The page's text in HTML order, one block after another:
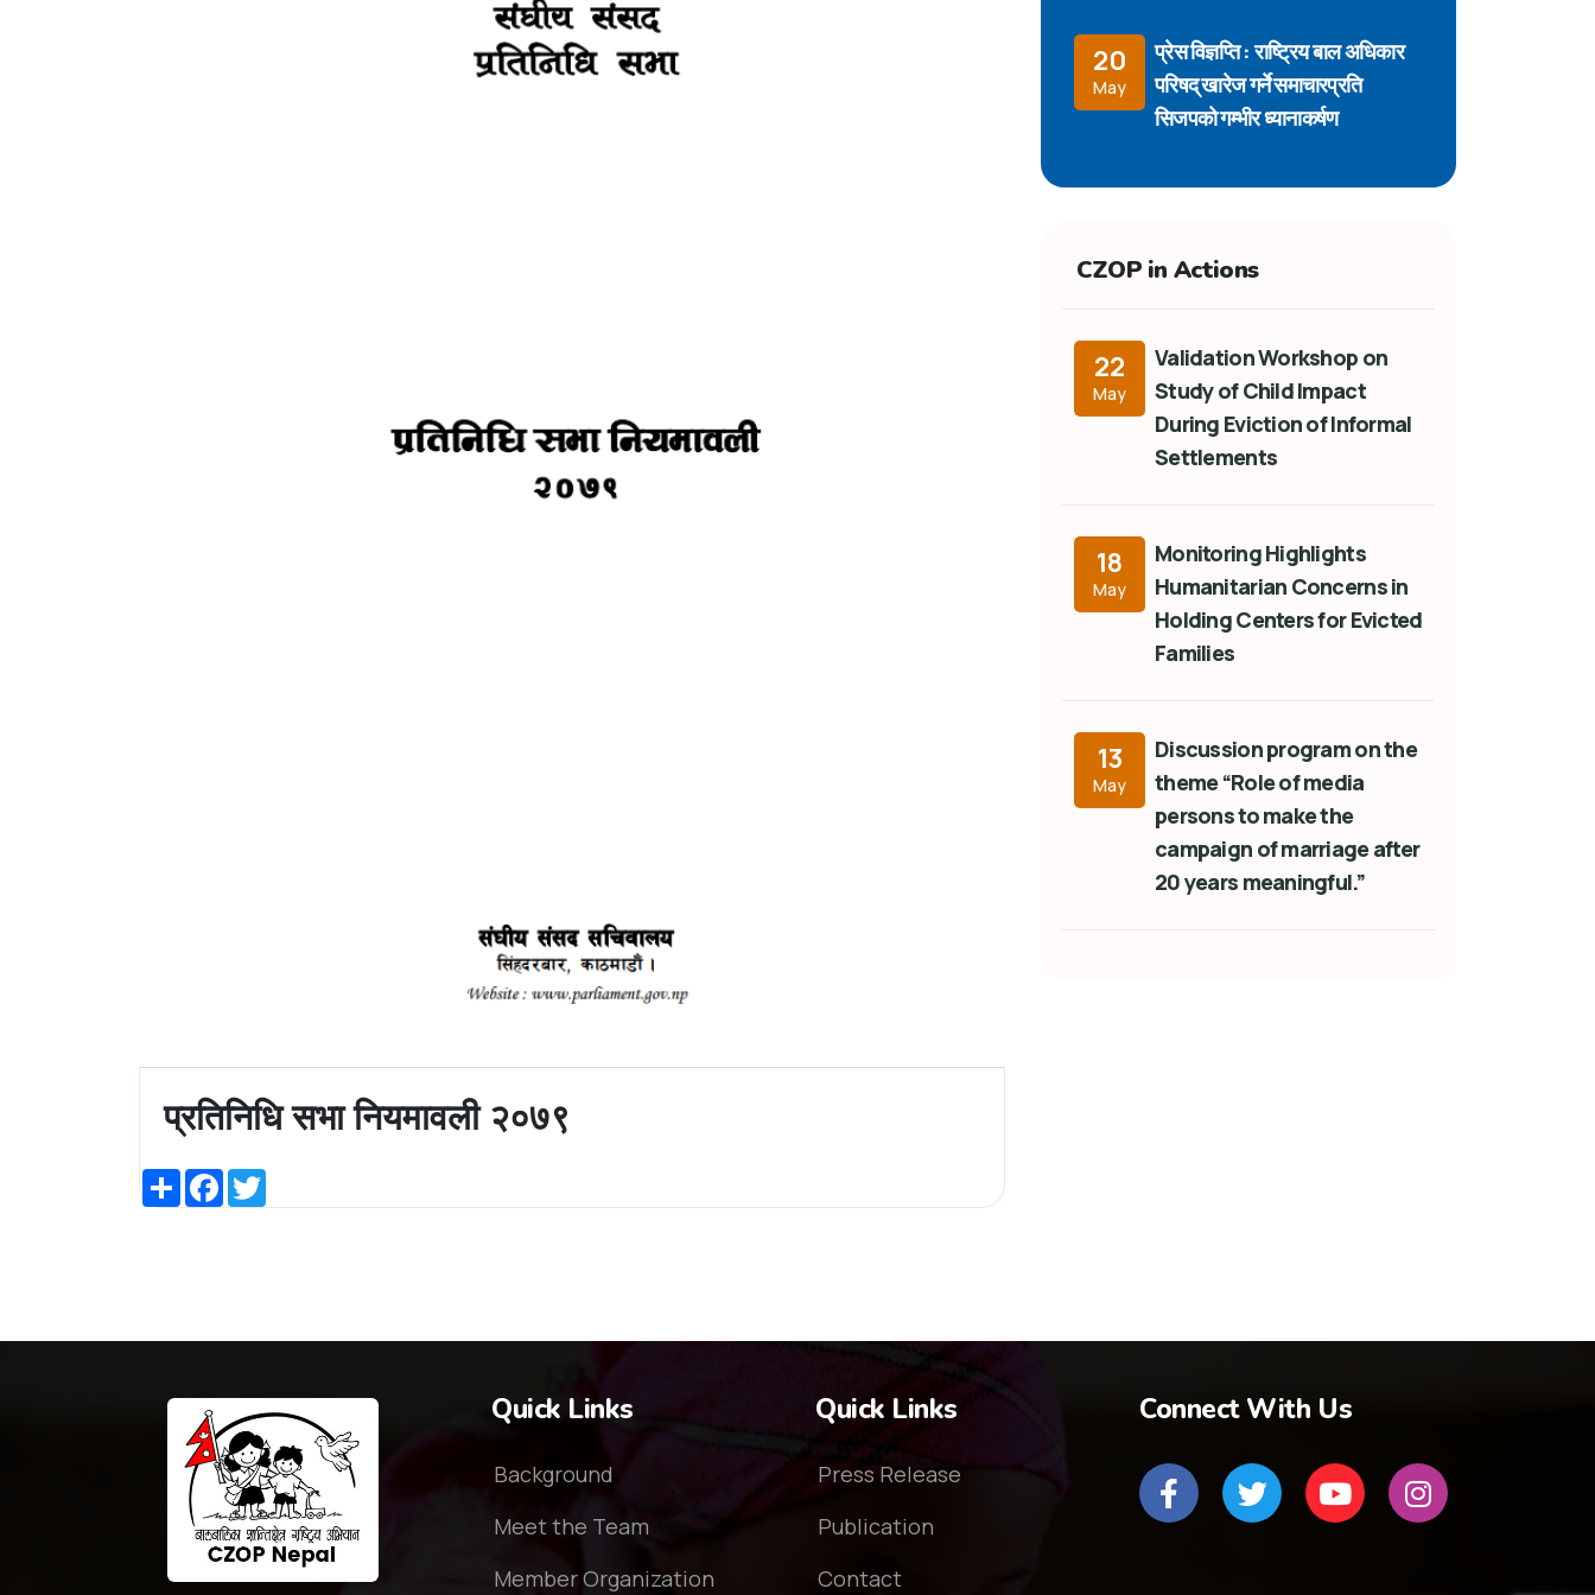
प्रतिनिधि सभा नियमावली २०७९
ShareFacebook
20
May
प्रेस विज्ञप्ति : राष्ट्रिय बाल अधिकार
परिषद् खारेज गर्ने समाचारप्रति
सिजपको गम्भीर ध्यानाकर्षण
CZOP in Actions
22
May
Validation Workshop on
Study of Child Impact
During Eviction of Informal
Settlements
18
May
Monitoring Highlights
Humanitarian Concerns in
Holding Centers for Evicted
Families
13
May
Discussion program on the
theme “Role of media
persons to make the
campaign of marriage after
20 years meaningful.”
Quick Links
Background
Meet the Team
Member Organization
Quick Links
Press Release
Publication
Contact
Connect With Us